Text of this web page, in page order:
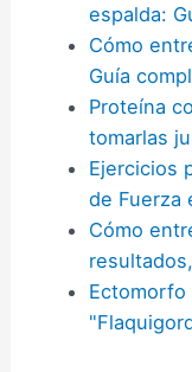
espalda:
Cómo
Guía
Proteína
tomarlas
Ejercicios
de Fuerza
Cómo
Ectomorfo